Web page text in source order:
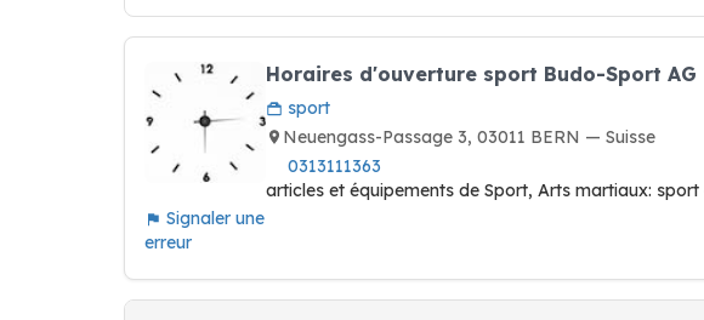
Signaler une
erreur
Horaires d'ouverture sport Budo-Sport AG
sport
Neuengass-Passage 3, 03011 BERN — Suisse
0313111363
articles et équipements de Sport, Arts martiaux: